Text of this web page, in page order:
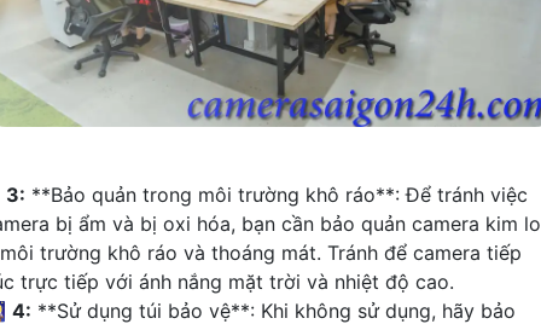
3: **Bảo quản trong môi trường khô ráo**: Để tránh việc
bị ẩm và bị oxi hóa, bạn cần bảo quản camera kim
trường khô ráo và thoáng mát. Tránh để camera tiếp
trực tiếp với ánh nắng mặt trời và nhiệt độ cao.
4: **Sử dụng túi bảo vệ**: Khi không sử dụng, hãy bảo